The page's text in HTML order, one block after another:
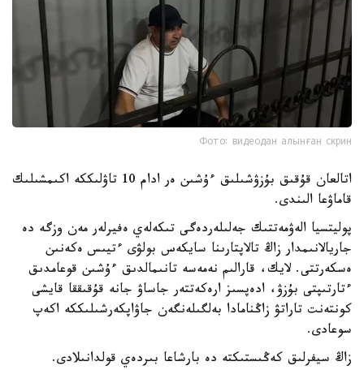
Фото: видеодан алынған скрин
اتالعان قۇقىق بۇزۋشىلىق ءۇشىن ەر ادام 10 تاۋلىككە اكىمشىلىك
قاماۋعا الىندى.
پوليتسيا الەۋمەتتىك جەلىلەردەگى تىكەلەي ەفيرلەر مەن وزگە دە
جاريالانىمدار زاڭ تالاپتارىنا سايكەس بولۋى ءتيىس ەكەنىن
ەسكەرتتى. لايك، قارالىم نەمەسە تانىمالدىق ءۇشىن قوعامدىق
ءتارتىپتى بۇزۋ، ادەپسىز ارەكەتتەر جاساۋ جانە قۇقىققا قايشى
كونتەنت تاراتۋ زاڭنامادا بەلگىلەنگەن جاۋاپكەرشىلىككە اكەپ
سوعادى.
زاڭ سيفرلىق كەڭىستىكتە دە بارشاعا بىردەي قولدانىلادى.